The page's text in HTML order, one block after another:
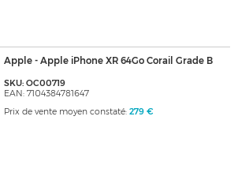
Apple - Apple iPhone XR 64Go Corail Grade B
SKU: OC00719
EAN: 7104384781647
Prix de vente moyen constaté: 279 €